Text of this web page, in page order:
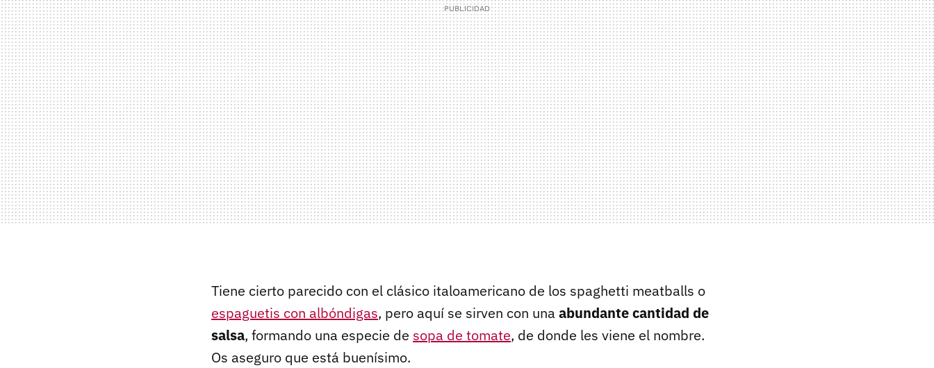
Tiene cierto parecido con el clásico italoamericano de los spaghetti meatballs o
espaguetis con albóndigas, pero aquí se sirven con una abundante cantidad de
salsa, formando una especie de sopa de tomate, de donde les viene el nombre.
Os aseguro que está buenísimo.